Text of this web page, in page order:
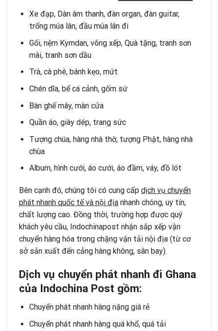
Xe đạp, Dàn âm thanh, đàn organ, đàn guitar,
trống múa lân, đầu múa lân đi
Gối, nệm Kymdan, võng xếp, Quà tặng, tranh sơn
mài, tranh sơn dầu
Trà, cà phê, bánh kẹo, mứt
Chén dĩa, bể cá cảnh, gốm sứ
Bàn ghế mây, màn cửa
Quần áo, giày dép, trang sức
Tượng chúa, hàng nhà thờ, tượng Phật, hàng nhà
chùa
Album, hình cưới, áo cưới, áo đầm, váy, đồ lót
Bên cạnh đó, chúng tôi có cung cấp dịch vụ chuyển
phát nhanh quốc tế và nội địa nhanh chóng, uy tín,
chất lượng cao. Đồng thời, trường hợp được quý
khách yêu cầu, Indochinapost nhận sắp xếp vận
chuyển hàng hóa trong chặng vận tải nội địa (từ cơ
sở sản xuất đến cảng hàng không, sân bay).
Dịch vụ chuyển phát nhanh đi Ghana
của Indochina Post gồm:
Chuyển phát nhanh hàng nặng giá rẻ
Chuyển phát nhanh hàng quá khổ, quá tải